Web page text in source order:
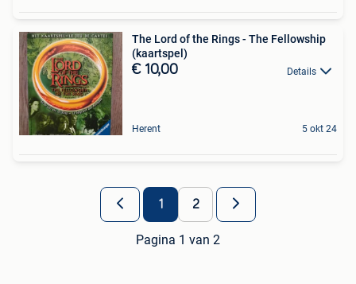
The Lord of the Rings - The Fellowship
(kaartspel)
€ 10,00 Details
Herent 5 okt 24
1 2
Pagina 1 van 2